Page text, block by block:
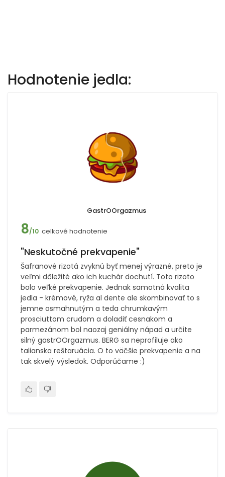
Hodnotenie jedla:
GastrOOrgazmus
8/10 celkové hodnotenie
"Neskutočné prekvapenie"
Šafranové rizotá zvyknú byť menej výrazné, preto je
veľmi dôležité ako ich kuchár dochutí. Toto rizoto
bolo veľké prekvapenie. Jednak samotná kvalita
jedla - krémové, ryža al dente ale skombinovať to s
jemne osmahnutým a teda chrumkavým
prosciuttom crudom a doladiť cesnakom a
parmezánom bol naozaj geniálny nápad a určite
silný gastrOOrgazmus. BERG sa neprofiluje ako
talianska reštaruácia. O to väčšie prekvapenie a na
tak skvelý výsledok. Odporúčame :)